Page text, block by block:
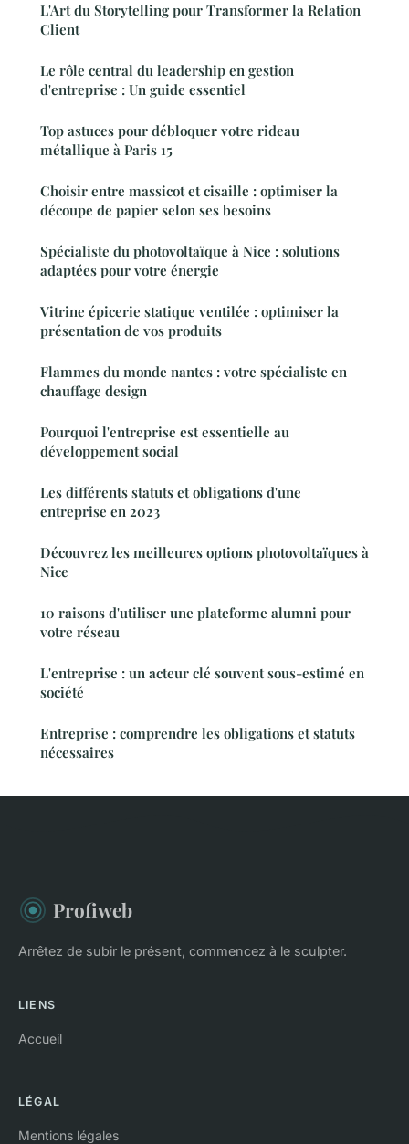
L'Art du Storytelling pour Transformer la Relation
Client
Le rôle central du leadership en gestion
d'entreprise : Un guide essentiel
Top astuces pour débloquer votre rideau
métallique à Paris 15
Choisir entre massicot et cisaille : optimiser la
découpe de papier selon ses besoins
Spécialiste du photovoltaïque à Nice : solutions
adaptées pour votre énergie
Vitrine épicerie statique ventilée : optimiser la
présentation de vos produits
Flammes du monde nantes : votre spécialiste en
chauffage design
Pourquoi l'entreprise est essentielle au
développement social
Les différents statuts et obligations d'une
entreprise en 2023
Découvrez les meilleures options photovoltaïques à
Nice
10 raisons d'utiliser une plateforme alumni pour
votre réseau
L'entreprise : un acteur clé souvent sous-estimé en
société
Entreprise : comprendre les obligations et statuts
nécessaires
Profiweb
Arrêtez de subir le présent, commencez à le sculpter.
LIENS
Accueil
LÉGAL
Mentions légales